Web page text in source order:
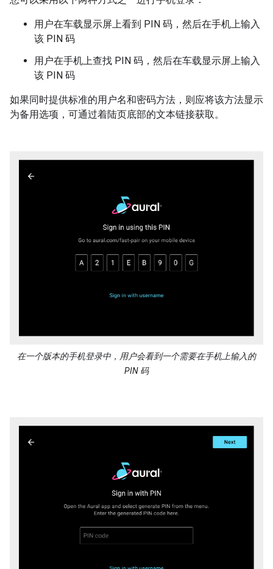
用户在车载显示屏上看到 PIN 码，然后在手机上输入
该 PIN 码
用户在手机上查找 PIN 码，然后在车载显示屏上输入
该 PIN 码
如果同时提供标准的用户名和密码方法，则应将该方法显示
为备用选项，可通过着陆页底部的文本链接获取。
在一个版本的手机登录中，用户会看到一个需要在手机上输入的
PIN 码